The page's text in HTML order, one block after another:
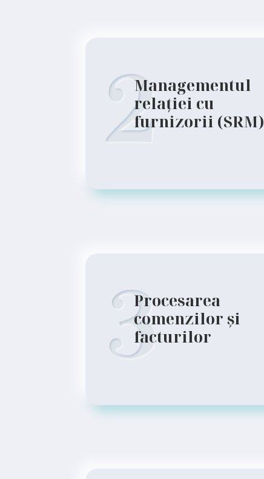
2Managementul
relației cu
furnizorii (SRM)
3Procesarea
comenzilor și
facturilor